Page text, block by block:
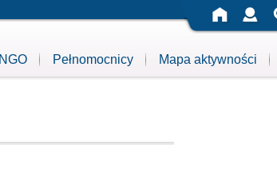
Pełnomocnicy Mapa aktywności